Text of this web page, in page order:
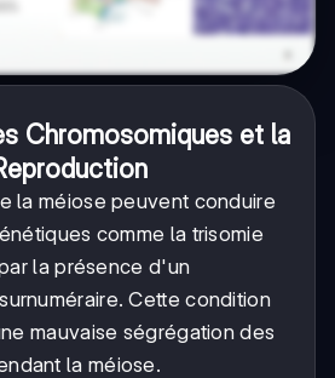
Chromosomiques et la
la méiose peuvent conduire
comme la trisomie
la présence d'un
Cette condition
mauvaise ségrégation des
la méiose.